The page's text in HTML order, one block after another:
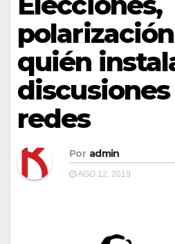
quién
discusiones
redes
Por admin
AGO 12, 2019